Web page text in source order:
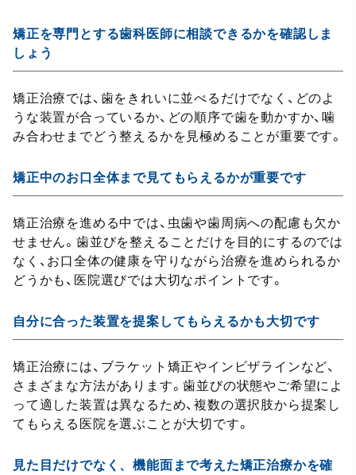
矯正を専門とする歯科医師に相談できるかを確認しま
しょう
矯正治療では、歯をきれいに並べるだけでなく、どのよ
うな装置が合っているか、どの順序で歯を動かすか、噛
み合わせまでどう整えるかを見極めることが重要です。
矯正中のお口全体まで見てもらえるかが重要です
矯正治療を進める中では、虫歯や歯周病への配慮も欠か
せません。歯並びを整えることだけを目的にするのでは
なく、お口全体の健康を守りながら治療を進められるか
どうかも、医院選びでは大切なポイントです。
自分に合った装置を提案してもらえるかも大切です
矯正治療には、ブラケット矯正やインビザラインなど、
さまざまな方法があります。歯並びの状態やご希望によ
って適した装置は異なるため、複数の選択肢から提案し
てもらえる医院を選ぶことが大切です。
見た目だけでなく、機能面まで考えた矯正治療かを確